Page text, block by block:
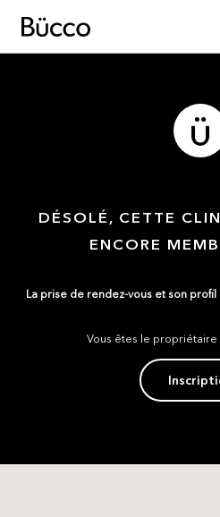
DÉSOLÉ, CETTE
ENCORE
La prise de rendez-vous et son
Vous êtes le